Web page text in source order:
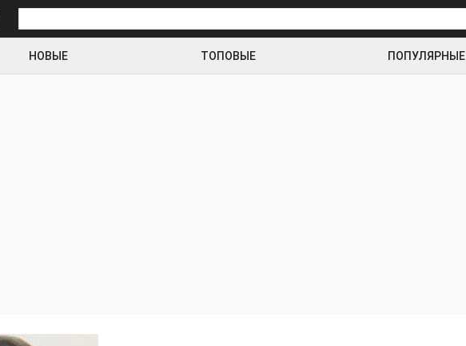
НОВЫЕ ТОПОВЫЕ ПОПУЛЯРНЫЕ